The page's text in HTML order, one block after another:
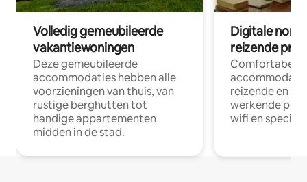
Volledig gemeubileerde
vakantiewoningen
Deze gemeubileerde
accommodaties hebben alle
voorzieningen van thuis, van
rustige berghutten tot
handige appartementen
midden in de stad.
Digitale
reizende
Comfortabele
reizende en
werkende
wifi en